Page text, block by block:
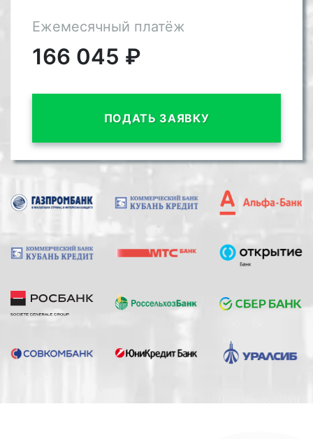
Ежемесячный платёж
166 045 ₽
ПОДАТЬ ЗАЯВКУ